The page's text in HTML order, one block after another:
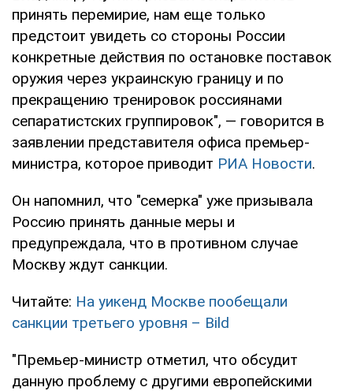
принять перемирие, нам еще только
предстоит увидеть со стороны России
конкретные действия по остановке поставок
оружия через украинскую границу и по
прекращению тренировок россиянами
сепаратистских группировок", — говорится в
заявлении представителя офиса премьер-
министра, которое приводит РИА Новости.
Он напомнил, что "семерка" уже призывала
Россию принять данные меры и
предупреждала, что в противном случае
Москву ждут санкции.
Читайте: На уикенд Москве пообещали
санкции третьего уровня – Bild
"Премьер-министр отметил, что обсудит
данную проблему с другими европейскими